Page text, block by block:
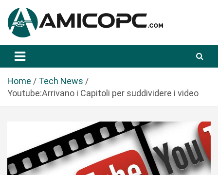
a
Amicopc.com
Home
Tech News
Youtube:Arrivano i Capitoli per suddividere i video